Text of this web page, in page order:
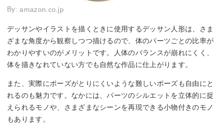
By:amazon.co.jp
デッサンやイラストを描くときに使用するデッサン人形は、さま
ざまな角度から観察しつつ描けるので、体のパーツごとの比率が
わかりやすいのがメリットです。人体のバランスが崩れにくく、
体を描きなれていない方でも自然な作品に仕上がります。
また、実際にポーズがとりにくいような難しいポーズも自由にと
れるのも魅力です。なかには、パーツのシルエットを立体的に捉
えられるモノや、さまざまなシーンを再現できる小物付きのモノ
もあります。